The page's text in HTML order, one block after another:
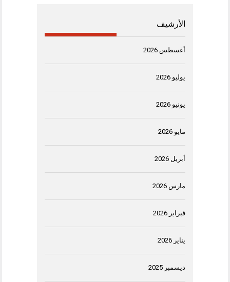
الأرشيف
أغسطس 2026
يوليو 2026
يونيو 2026
مايو 2026
أبريل 2026
مارس 2026
فبراير 2026
يناير 2026
ديسمبر 2025